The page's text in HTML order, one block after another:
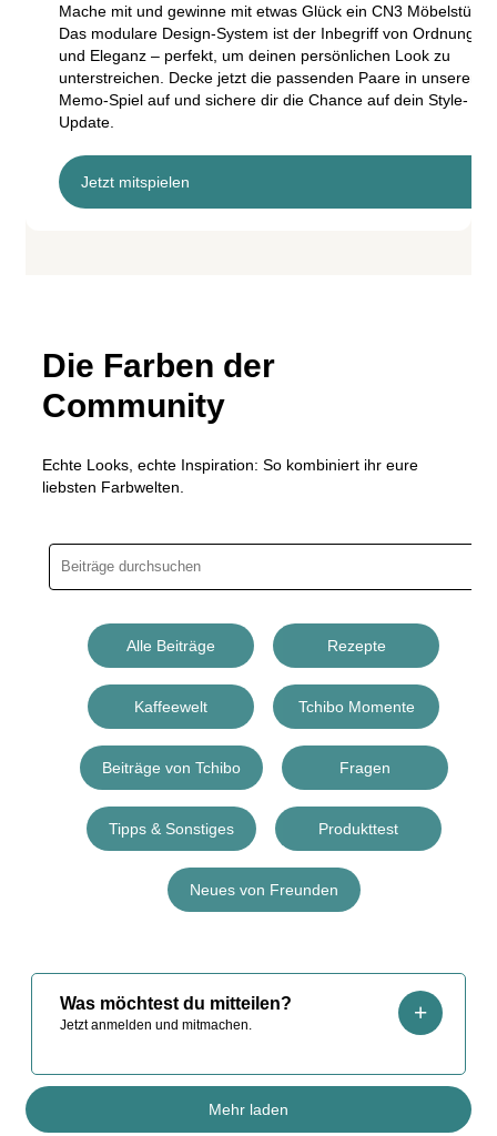
Mache mit und gewinne mit etwas Glück ein CN3 Möbelstück!
Das modulare Design-System ist der Inbegriff von Ordnung
und Eleganz – perfekt, um deinen persönlichen Look zu
unterstreichen. Decke jetzt die passenden Paare in unserem
Memo-Spiel auf und sichere dir die Chance auf dein Style-
Update.
Jetzt mitspielen
Die Farben der
Community
Echte Looks, echte Inspiration: So kombiniert ihr eure
liebsten Farbwelten.
Alle Beiträge Rezepte
Kaffeewelt Tchibo Momente
Beiträge von Tchibo Fragen
Tipps & Sonstiges Produkttest
Neues von Freunden
Was möchtest du mitteilen?
Jetzt anmelden und mitmachen.
Mehr laden